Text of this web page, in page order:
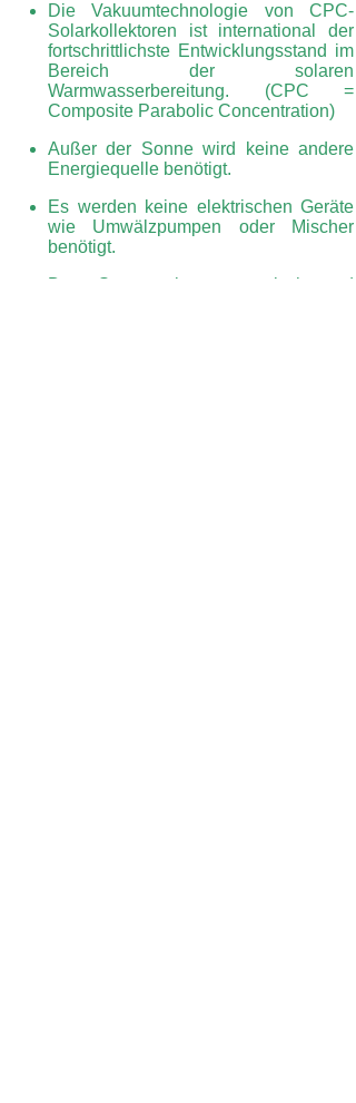
Die Vakuumtechnologie von CPC-
Solarkollektoren ist international der
fortschrittlichste Entwicklungsstand im
Bereich der solaren
Warmwasserbereitung. (CPC =
Composite Parabolic Concentration)
Außer der Sonne wird keine andere
Energiequelle benötigt.
Es werden keine elektrischen Geräte
wie Umwälzpumpen oder Mischer
benötigt.
Das System ist automatisch und